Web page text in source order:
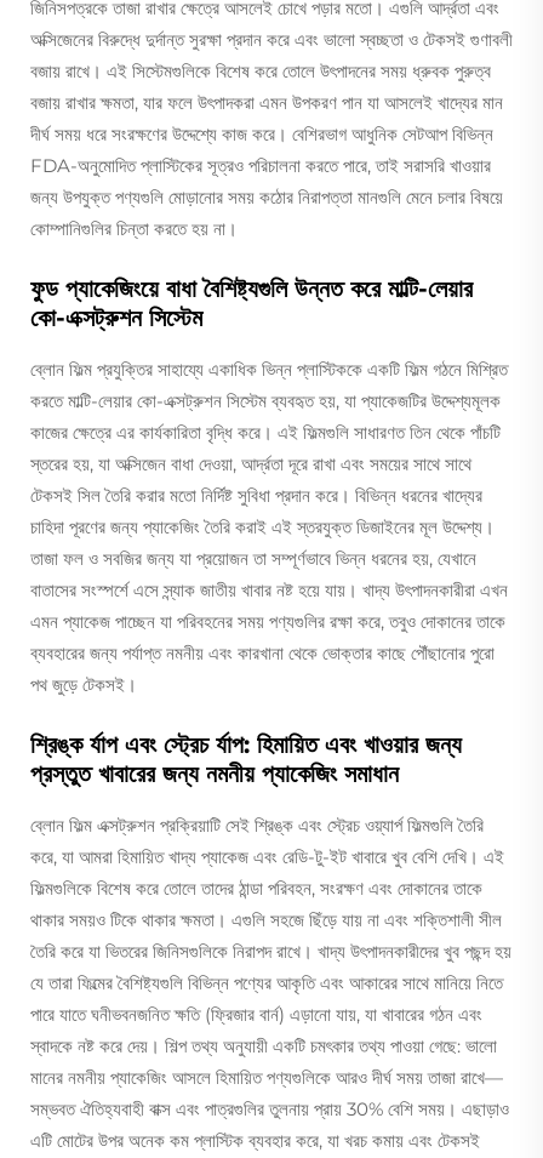
জিনিসপত্রকে তাজা রাখার ক্ষেত্রে আসলেই চোখে পড়ার মতো। এগুলি আর্দ্রতা এবং
অক্সিজেনের বিরুদ্ধে দুর্দান্ত সুরক্ষা প্রদান করে এবং ভালো স্বচ্ছতা ও টেকসই গুণাবলী
বজায় রাখে। এই সিস্টেমগুলিকে বিশেষ করে তোলে উৎপাদনের সময় ধ্রুবক পুরুত্ব
বজায় রাখার ক্ষমতা, যার ফলে উৎপাদকরা এমন উপকরণ পান যা আসলেই খাদ্যের মান
দীর্ঘ সময় ধরে সংরক্ষণের উদ্দেশ্যে কাজ করে। বেশিরভাগ আধুনিক সেটআপ বিভিন্ন
FDA-অনুমোদিত প্লাস্টিকের সূত্রও পরিচালনা করতে পারে, তাই সরাসরি খাওয়ার
জন্য উপযুক্ত পণ্যগুলি মোড়ানোর সময় কঠোর নিরাপত্তা মানগুলি মেনে চলার বিষয়ে
কোম্পানিগুলির চিন্তা করতে হয় না।
ফুড প্যাকেজিংয়ে বাধা বৈশিষ্ট্যগুলি উন্নত করে মাল্টি-লেয়ার
কো-এক্সট্রুশন সিস্টেম
ব্লোন ফিল্ম প্রযুক্তির সাহায্যে একাধিক ভিন্ন প্লাস্টিককে একটি ফিল্ম গঠনে মিশ্রিত
করতে মাল্টি-লেয়ার কো-এক্সট্রুশন সিস্টেম ব্যবহৃত হয়, যা প্যাকেজটির উদ্দেশ্যমূলক
কাজের ক্ষেত্রে এর কার্যকারিতা বৃদ্ধি করে। এই ফিল্মগুলি সাধারণত তিন থেকে পাঁচটি
স্তরের হয়, যা অক্সিজেন বাধা দেওয়া, আর্দ্রতা দূরে রাখা এবং সময়ের সাথে সাথে
টেকসই সিল তৈরি করার মতো নির্দিষ্ট সুবিধা প্রদান করে। বিভিন্ন ধরনের খাদ্যের
চাহিদা পূরণের জন্য প্যাকেজিং তৈরি করাই এই স্তরযুক্ত ডিজাইনের মূল উদ্দেশ্য।
তাজা ফল ও সবজির জন্য যা প্রয়োজন তা সম্পূর্ণভাবে ভিন্ন ধরনের হয়, যেখানে
বাতাসের সংস্পর্শে এসে স্ন্যাক জাতীয় খাবার নষ্ট হয়ে যায়। খাদ্য উৎপাদনকারীরা এখন
এমন প্যাকেজ পাচ্ছেন যা পরিবহনের সময় পণ্যগুলির রক্ষা করে, তবুও দোকানের তাকে
ব্যবহারের জন্য পর্যাপ্ত নমনীয় এবং কারখানা থেকে ভোক্তার কাছে পৌঁছানোর পুরো
পথ জুড়ে টেকসই।
শ্রিঙ্ক র্যাপ এবং স্ট্রেচ র্যাপ: হিমায়িত এবং খাওয়ার জন্য
প্রস্তুত খাবারের জন্য নমনীয় প্যাকেজিং সমাধান
ব্লোন ফিল্ম এক্সট্রুশন প্রক্রিয়াটি সেই শ্রিঙ্ক এবং স্ট্রেচ ওয়্যার্প ফিল্মগুলি তৈরি
করে, যা আমরা হিমায়িত খাদ্য প্যাকেজ এবং রেডি-টু-ইট খাবারে খুব বেশি দেখি। এই
ফিল্মগুলিকে বিশেষ করে তোলে তাদের ঠান্ডা পরিবহন, সংরক্ষণ এবং দোকানের তাকে
থাকার সময়ও টিকে থাকার ক্ষমতা। এগুলি সহজে ছিঁড়ে যায় না এবং শক্তিশালী সীল
তৈরি করে যা ভিতরের জিনিসগুলিকে নিরাপদ রাখে। খাদ্য উৎপাদনকারীদের খুব পছন্দ হয়
যে তারা ফিল্মের বৈশিষ্ট্যগুলি বিভিন্ন পণ্যের আকৃতি এবং আকারের সাথে মানিয়ে নিতে
পারে যাতে ঘনীভবনজনিত ক্ষতি (ফ্রিজার বার্ন) এড়ানো যায়, যা খাবারের গঠন এবং
স্বাদকে নষ্ট করে দেয়। শিল্প তথ্য অনুযায়ী একটি চমৎকার তথ্য পাওয়া গেছে: ভালো
মানের নমনীয় প্যাকেজিং আসলে হিমায়িত পণ্যগুলিকে আরও দীর্ঘ সময় তাজা রাখে—
সম্ভবত ঐতিহ্যবাহী বাক্স এবং পাত্রগুলির তুলনায় প্রায় 30% বেশি সময়। এছাড়াও
এটি মোটের উপর অনেক কম প্লাস্টিক ব্যবহার করে, যা খরচ কমায় এবং টেকসই